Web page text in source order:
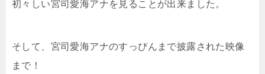
初々しい宮司愛海アナを見ることが出来ました。
そして、宮司愛海アナのすっぴんまで披露された映像
まで！